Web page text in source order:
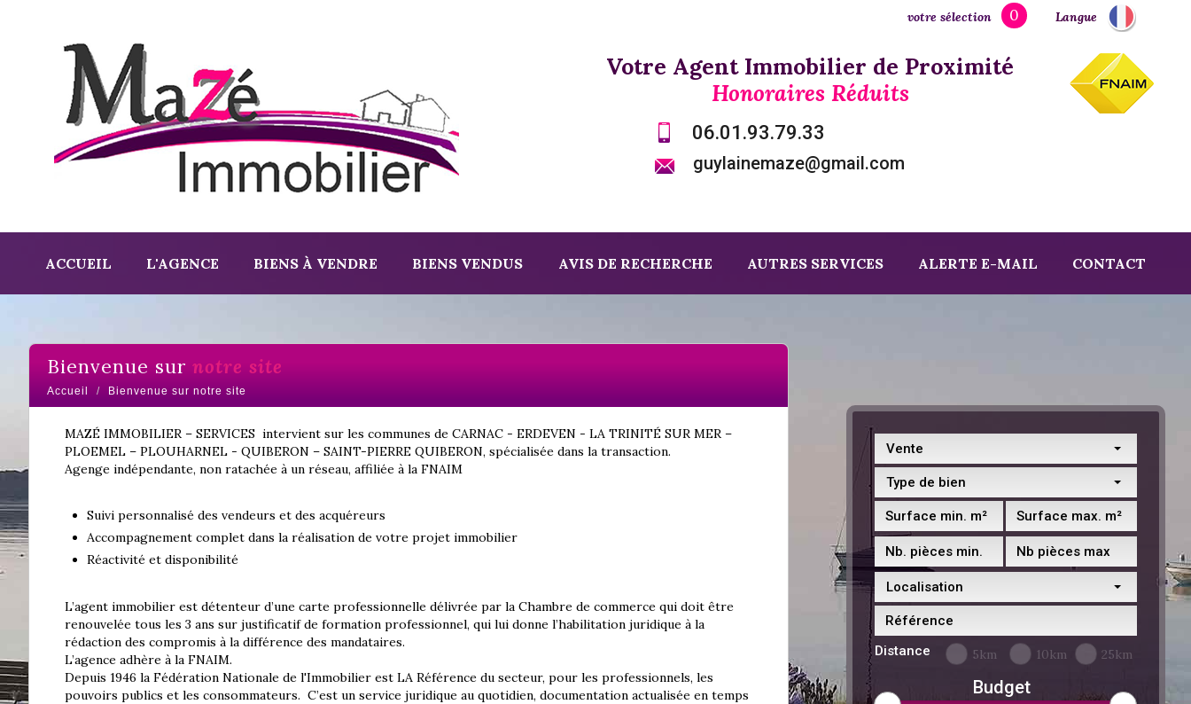
Langue
votre sélection 0
Votre Agent Immobilier de Proximité
Honoraires Réduits
06.01.93.79.33
guylainemaze@gmail.com
ACCUEIL L'AGENCE BIENS À VENDRE BIENS VENDUS AVIS DE RECHERCHE AUTRES SERVICES ALERTE E-MAIL CONTACT
Vente
Type de bien
Localisation
Distance 5km 10km 25km
Budget
bienvenue sur notre site
Accueil Bienvenue sur notre site
MAZÉ IMMOBILIER – SERVICES intervient sur les communes de CARNAC - ERDEVEN - LA TRINITÉ SUR MER –
PLOEMEL – PLOUHARNEL - QUIBERON – SAINT-PIERRE QUIBERON, spécialisée dans la transaction.
Agenge indépendante, non ratachée à un réseau, affiliée à la FNAIM
Suivi personnalisé des vendeurs et des acquéreurs
Accompagnement complet dans la réalisation de votre projet immobilier
Réactivité et disponibilité
L’agent immobilier est détenteur d’une carte professionnelle délivrée par la Chambre de commerce qui doit être
renouvelée tous les 3 ans sur justificatif de formation professionnel, qui lui donne l’habilitation juridique à la
rédaction des compromis à la différence des mandataires.
L’agence adhère à la FNAIM.
Depuis 1946 la Fédération Nationale de l'Immobilier est LA Référence du secteur, pour les professionnels, les
pouvoirs publics et les consommateurs. C’est un service juridique au quotidien, documentation actualisée en temps